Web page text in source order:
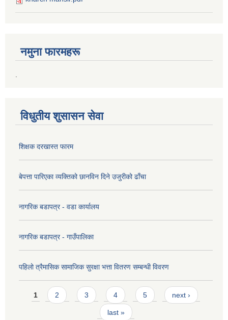
नमुना फारमहरू
.
विधुतीय शुसासन सेवा
शिक्षक दरखास्त फारम
बेपत्ता पारिएका व्यक्तिको छानविन दिने उजुरीको ढाँचा
नागरिक बडापत्र - वडा कार्यालय
नागरिक बडापत्र - गाउँपालिका
पहिलो त्रैमासिक सामाजिक सुरक्षा भत्ता वितरण सम्बन्धी विवरण
Pages
1 2 3 4 5 next ›
last »